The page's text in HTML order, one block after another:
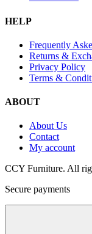
HELP
Frequently
Returns &
Privacy Policy
Terms &
ABOUT
About Us
Contact
My account
CCY Furniture. All
Secure payments